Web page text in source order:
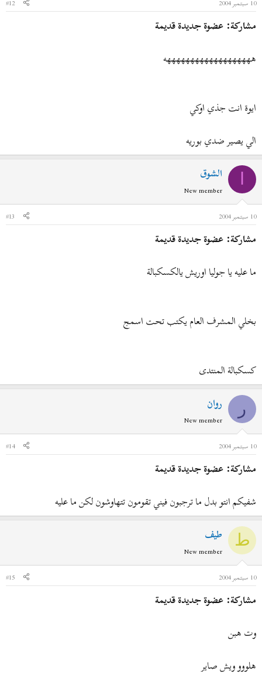
10 سبتمبر 2004 #12
مشاركة: عضوة جديدة قديمة
هههههههههههههههههههه
ايوة انت جذي اوكي
الي يصير ضدي بوريه
الشوق
New member
10 سبتمبر 2004
#13
مشاركة: عضوة جديدة قديمة
ما عليه يا جوليا اوريش يالكسكبالة
بخلي المشرف العام يكتب تحت اسمج
كسكبالة المنتدى
ر روان
New member
10 سبتمبر 2004
#14
مشاركة: عضوة جديدة قديمة
شفيكم انتو بدل ما ترجبون فيني تقومون تتهاوشون لكن ما عليه
ط طيف
New member
10 سبتمبر 2004
#15
مشاركة: عضوة جديدة قديمة
وت هبن
هلووو ويش صاير